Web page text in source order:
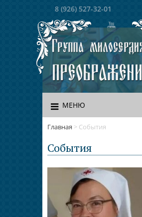
8 (926) 527-32-01
МЕНЮ
Главная > События
События